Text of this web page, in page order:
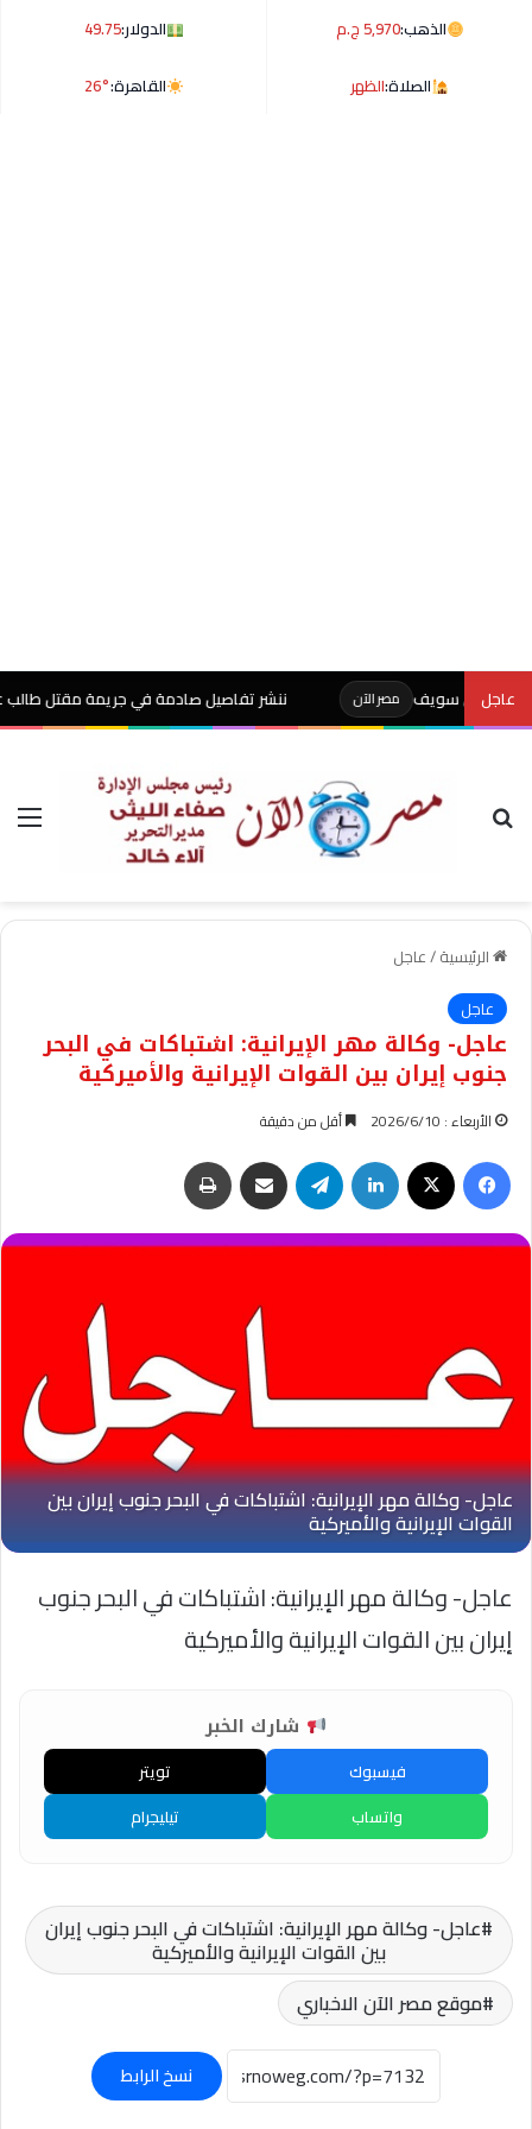
الذهب:5,970 ج.م الدولار:49.75
الصلاة:الظهر القاهرة:26°
عاجل مصر الآن ننشر تفاصيل صادمة في جريمة مقتل طالب على يد
بحث عن
الرئيسية/عاجل
عاجل
عاجل- وكالة مهر الإيرانية: اشتباكات في البحر
جنوب إيران بين القوات الإيرانية والأميركية
الأربعاء : 2026/6/10 أقل من دقيقة
فيسبوك لينكدإن تيلقرام مشاركة عبر البريد
عاجل- وكالة مهر الإيرانية: اشتباكات في البحر جنوب
إيران بين القوات الإيرانية والأميركية
شارك الخبر
فيسبوك
تويتر
واتساب
تيليجرام
عاجل- وكالة مهر الإيرانية: اشتباكات في البحر جنوب إيران
بين القوات الإيرانية والأميركية
موقع مصر الآن الاخباري
نسخ الرابط